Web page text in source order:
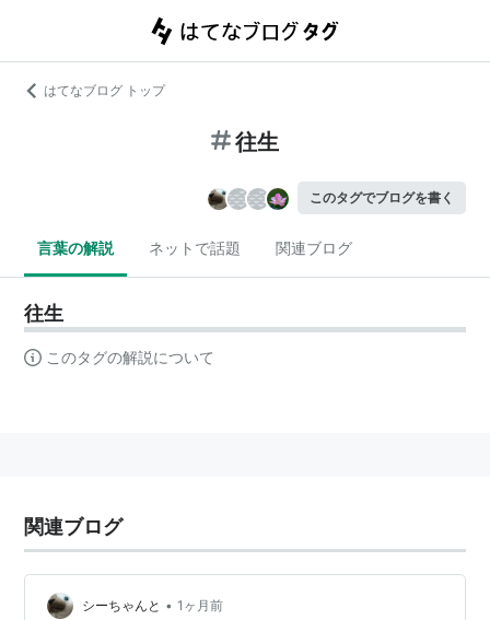
はてなブログ トップ
往生
このタグでブログを書く
言葉の解説 ネットで話題 関連ブログ
往生
このタグの解説について
関連ブログ
シーちゃんと • 1ヶ月前